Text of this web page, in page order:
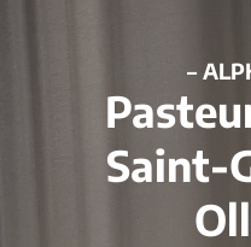
–
Saint-